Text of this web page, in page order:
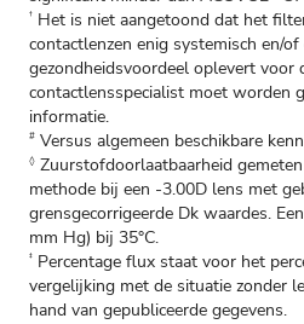
† Het is niet aangetoond dat het
contactlenzen enig systemisch en/
gezondheidsvoordeel oplevert voor
contactlensspecialist moet worden
informatie.
# Versus algemeen beschikbare
◊ Zuurstofdoorlaatbaarheid
methode bij een -3.00D lens met
grensgecorrigeerde Dk waardes.
mm Hg) bij 35°C.
‡ Percentage flux staat voor het
vergelijking met de situatie zonder
hand van gepubliceerde gegevens.